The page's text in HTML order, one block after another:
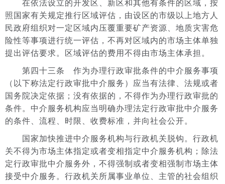
在依法设立的开发区、新区和其他有条件的区域，按
照国家有关规定推行区域评估，由设区的市级以上地方人
民政府组织对一定区域内压覆重要矿产资源、地质灾害危
险性等事项进行统一评估，不再对区域内的市场主体单独
提出评估要求。区域评估的费用不得由市场主体承担。
第四十三条 作为办理行政审批条件的中介服务事项
（以下称法定行政审批中介服务）应当有法律、法规或者
国务院决定依据；没有依据的，不得作为办理行政审批的
条件。中介服务机构应当明确办理法定行政审批中介服务
的条件、流程、时限、收费标准，并向社会公开。
国家加快推进中介服务机构与行政机关脱钩。行政机
关不得为市场主体指定或者变相指定中介服务机构；除法
定行政审批中介服务外，不得强制或者变相强制市场主体
接受中介服务。行政机关所属事业单位、主管的社会组织